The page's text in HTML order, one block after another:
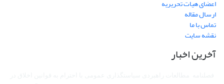
اعضای هیات تحریریه
ارسال مقاله
تماس با ما
نقشه سایت
آخرین اخبار